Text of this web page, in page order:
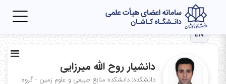
EN
دانشیار روح الله میرزایی
دانشکده: دانشکده منابع طبیعی و علوم زمین - گروه: